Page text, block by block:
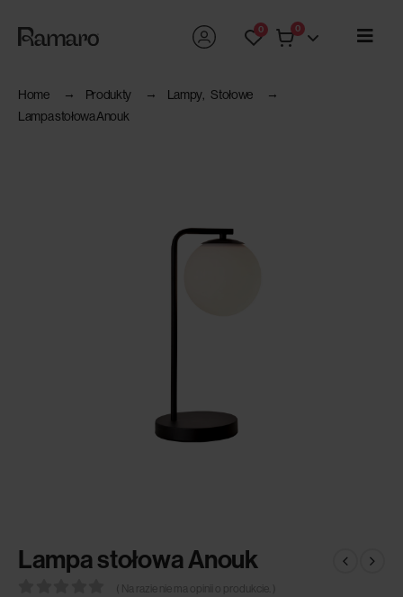
0 0
Home Produkty Lampy Stołowe
Lampa stołowa Anouk
Lampa stołowa Anouk
( Na razie nie ma opinii o produkcie. )